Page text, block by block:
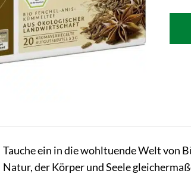
Tauche ein in die wohltuende Welt von
Natur, der Körper und Seele